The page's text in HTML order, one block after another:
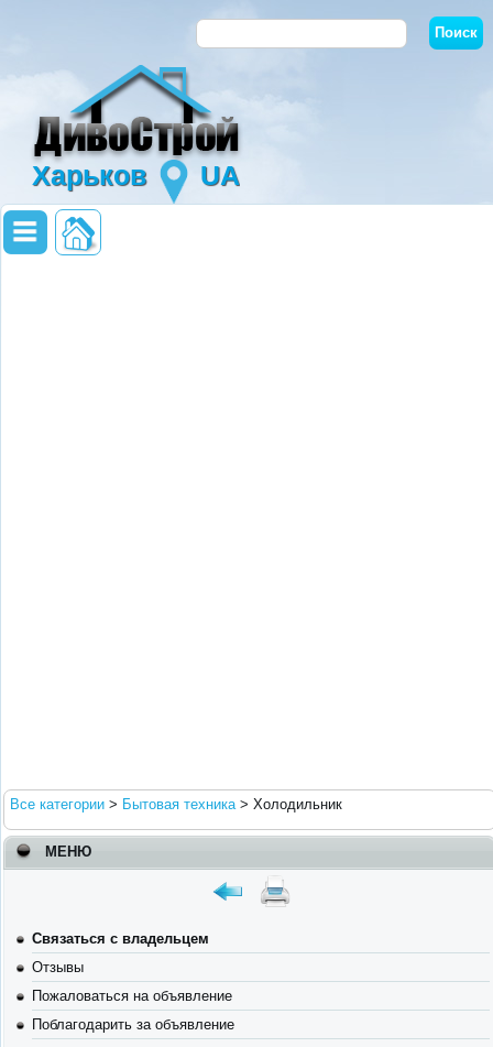
Харьков UA
Все категории > Бытовая техника> Холодильник
МЕНЮ
Связаться с владельцем
Отзывы
Пожаловаться на объявление
Поблагодарить за объявление